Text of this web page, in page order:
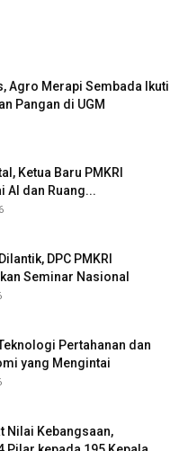
Agro Merapi Sembada Ikuti
Pangan di UGM
Ketua Baru PMKRI
AI dan Ruang...
DPC PMKRI
Seminar Nasional
Pertahanan dan
yang Mengintai
Nilai Kebangsaan,